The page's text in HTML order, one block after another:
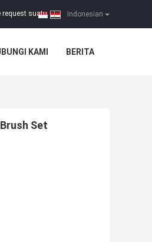
Indonesian
request suatu |
KAMI BERITA
Set